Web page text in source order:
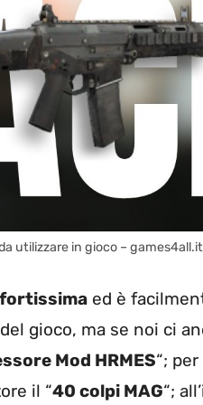
utilizzare in gioco – games4all.it
fortissima ed è
gioco, ma se noi ci
Mod HRMES“;
il “40 colpi MAG“;